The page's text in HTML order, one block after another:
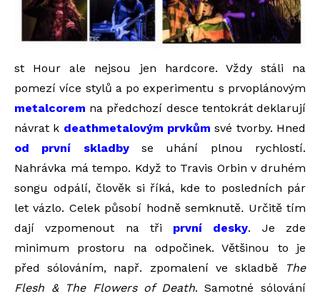
st Hour ale nejsou jen hardcore. Vždy stáli na
pomezí více stylů a po experimentu s prvoplánovým
metalcorem na předchozí desce tentokrát deklarují
návrat k deathmetalovým prvkům své tvorby. Hned
od první skladbyse uhání plnou rychlostí.
Nahrávka má tempo. Když to Travis Orbin v druhém
songu odpálí, člověk si říká, kde to posledních pár
let vázlo. Celek působí hodně semknutě. Určitě tím
dají vzpomenout na tři první desky. Je zde
minimum prostoru na odpočinek. Většinou to je
před sólováním, např. zpomalení ve skladbě
The
Flesh & The Flowers of Death. Samotné sólování